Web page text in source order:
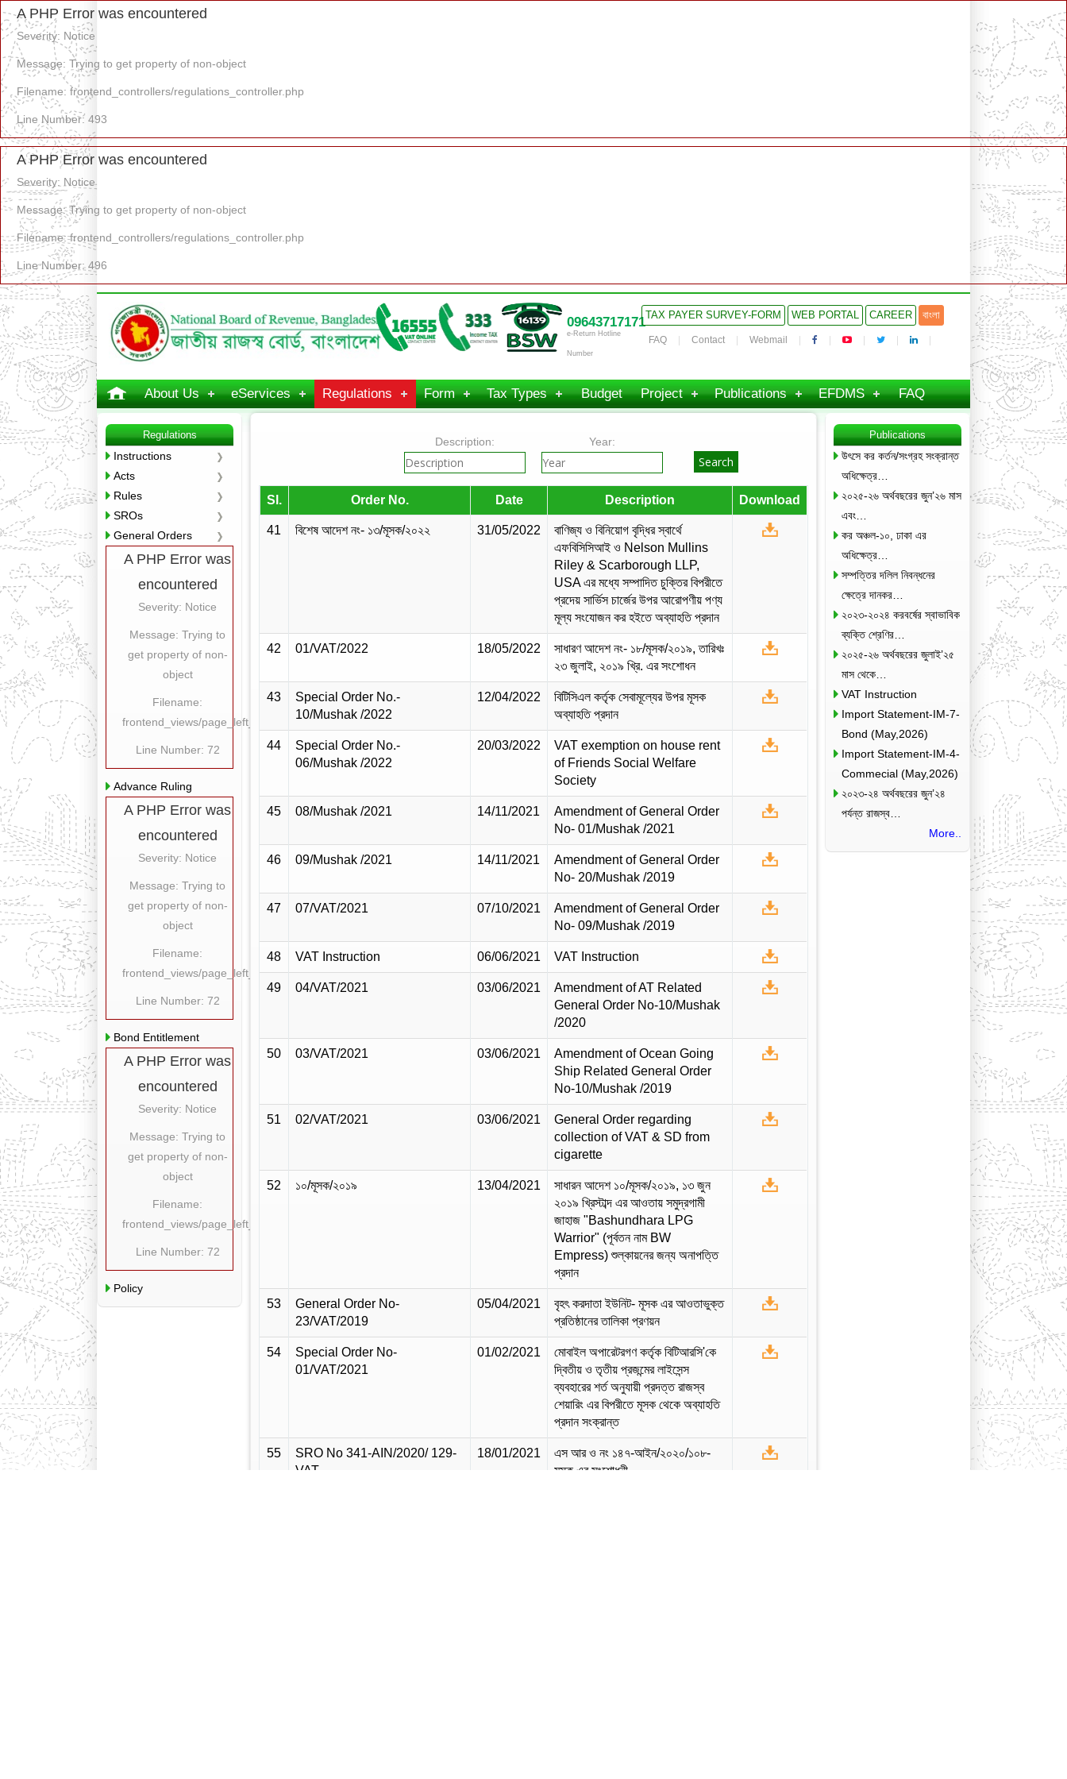
A PHP Error was encountered
Severity: Notice
Message: Trying to get property of non-object
Filename: frontend_controllers/regulations_controller.php
Line Number: 493
A PHP Error was encountered
Severity: Notice
Message: Trying to get property of non-object
Filename: frontend_controllers/regulations_controller.php
Line Number: 496
09643717171
e-Return Hotline
Number
TAX PAYER SURVEY-FORM WEB PORTAL CAREER বাংলা
FAQ Contact Webmail
About Us eServices Regulations Form Tax Types Budget Project Publications EFDMS FAQ
Regulations
Instructions
Acts
Rules
SROs
General Orders
A PHP Error was
encountered
Severity: Notice
Message: Trying to
get property of non-
object
Filename:
frontend_views/page_left_content.php
Line Number: 72
Advance Ruling
A PHP Error was
encountered
Severity: Notice
Message: Trying to
get property of non-
object
Filename:
frontend_views/page_left_content.php
Line Number: 72
Bond Entitlement
A PHP Error was
encountered
Severity: Notice
Message: Trying to
get property of non-
object
Filename:
frontend_views/page_left_content.php
Line Number: 72
Policy
Description: Year:
Sl. Order No. Date Description Download
41 বিশেষ আদেশ নং- ১৩/মূসক/২০২২ 31/05/2022
বাণিজ্য ও বিনিয়োগ বৃদ্ধির স্বার্থে
এফবিসিসিআই ও Nelson Mullins
Riley & Scarborough LLP,
USA এর মধ্যে সম্পাদিত চুক্তির বিপরীতে
প্রদেয় সার্ভিস চার্জের উপর আরোপণীয় পণ্য
মূল্য সংযোজন কর হইতে অব্যাহতি প্রদান
42 01/VAT/2022 18/05/2022
সাধারণ আদেশ নং- ১৮/মূসক/২০১৯, তারিখঃ
২৩ জুলাই, ২০১৯ খ্রি. এর সংশোধন
43
Special Order No.-
10/Mushak /2022
12/04/2022
বিটিসিএল কর্তৃক সেবামূল্যের উপর মূসক
অব্যাহতি প্রদান
44
Special Order No.-
06/Mushak /2022
20/03/2022
VAT exemption on house rent
of Friends Social Welfare
Society
45 08/Mushak /2021 14/11/2021
Amendment of General Order
No- 01/Mushak /2021
46 09/Mushak /2021 14/11/2021
Amendment of General Order
No- 20/Mushak /2019
47 07/VAT/2021 07/10/2021
Amendment of General Order
No- 09/Mushak /2019
48 VAT Instruction 06/06/2021 VAT Instruction
49 04/VAT/2021 03/06/2021
Amendment of AT Related
General Order No-10/Mushak
/2020
50 03/VAT/2021 03/06/2021
Amendment of Ocean Going
Ship Related General Order
No-10/Mushak /2019
51 02/VAT/2021 03/06/2021
General Order regarding
collection of VAT & SD from
cigarette
52 ১০/মূসক/২০১৯ 13/04/2021
সাধারন আদেশ ১০/মূসক/২০১৯, ১৩ জুন‌
২০১৯ খ্রিস্টাব্দ এর আওতায় সমুদ্রগামী
জাহাজ "Bashundhara LPG
Warrior" (পূর্বতন নাম BW
Empress) শুল্কায়নের জন্য অনাপত্তি
প্রদান
53
General Order No-
23/VAT/2019
05/04/2021
বৃহৎ করদাতা ইউনিট- মূসক এর আওতাভুক্ত
প্রতিষ্ঠানের তালিকা প্রণয়ন
54
Special Order No-
01/VAT/2021
01/02/2021
মোবাইল অপারেটরগণ কর্তৃক বিটিআরসি'কে
দ্বিতীয় ও তৃতীয় প্রজন্মের লাইসেন্স
ব্যবহারের শর্ত অনুযায়ী প্রদত্ত রাজস্ব
শেয়ারিং এর বিপরীতে মূসক থেকে অব্যাহতি
প্রদান সংক্রান্ত
55
SRO No 341-AIN/2020/ 129-
VAT
18/01/2021
এস আর ও নং ১৪৭-আইন/২০২০/১০৮-
মূসক এর সংশোধনী
Publications
উৎসে কর কর্তন/সংগ্রহ সংক্রান্ত
অধিক্ষেত্র…
২০২৫-২৬ অর্থবছরের জুন’২৬ মাস
এবং…
কর অঞ্চল-১০, ঢাকা এর
অধিক্ষেত্র…
সম্পত্তির দলিল নিবন্ধনের
ক্ষেত্রে দানকর…
২০২৩-২০২৪ করবর্ষের স্বাভাবিক
ব্যক্তি শ্রেণির…
২০২৫-২৬ অর্থবছরের জুলাই’২৫
মাস থেকে…
VAT Instruction
Import Statement-IM-7-
Bond (May,2026)
Import Statement-IM-4-
Commecial (May,2026)
২০২৩-২৪ অর্থবছরের জুন’২৪
পর্যন্ত রাজস্ব…
More..